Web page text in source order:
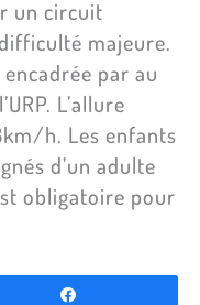
un circuit
majeure.
par au
L’allure
h. Les enfants
d’un adulte
obligatoire pour